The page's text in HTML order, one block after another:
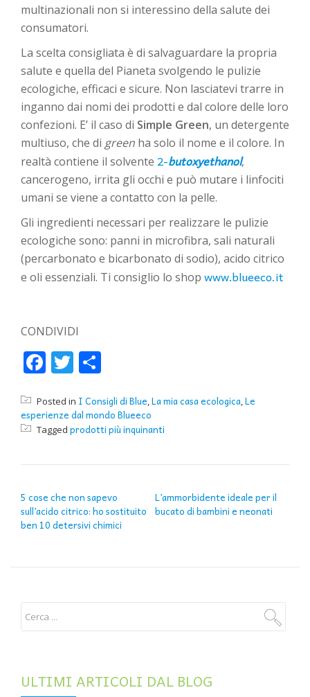
multinazionali non si interessino della salute dei
consumatori.
La scelta consigliata è di salvaguardare la propria
salute e quella del Pianeta svolgendo le pulizie
ecologiche, efficaci e sicure. Non lasciatevi trarre in
inganno dai nomi dei prodotti e dal colore delle loro
confezioni. E’ il caso di Simple Green, un detergente
multiuso, che di green ha solo il nome e il colore. In
realtà contiene il solvente 2-butoxyethanol,
cancerogeno, irrita gli occhi e può mutare i linfociti
umani se viene a contatto con la pelle.
Gli ingredienti necessari per realizzare le pulizie
ecologiche sono: panni in microfibra, sali naturali
(percarbonato e bicarbonato di sodio), acido citrico
e oli essenziali. Ti consiglio lo shop www.blueeco.it
CONDIVIDI
FacebookTwitter
Posted in I Consigli di Blue,La mia casa ecologica,Le
esperienze dal mondo Blueeco
Tagged prodotti più inquinanti
5 cose che non sapevo
sull’acido citrico: ho sostituito
ben 10 detersivi chimici
L’ammorbidente ideale per il
bucato di bambini e neonati
ULTIMI ARTICOLI DAL BLOG